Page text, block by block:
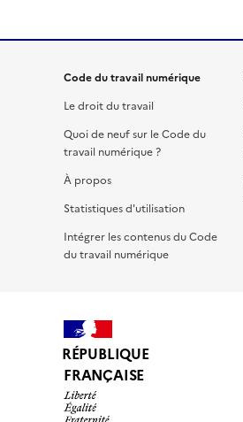
Code du travail numérique
Le droit du travail
Quoi de neuf sur le Code du
travail numérique ?
À propos
Statistiques d'utilisation
Intégrer les contenus du Code
du travail numérique
RÉPUBLIQUE
FRANÇAISE